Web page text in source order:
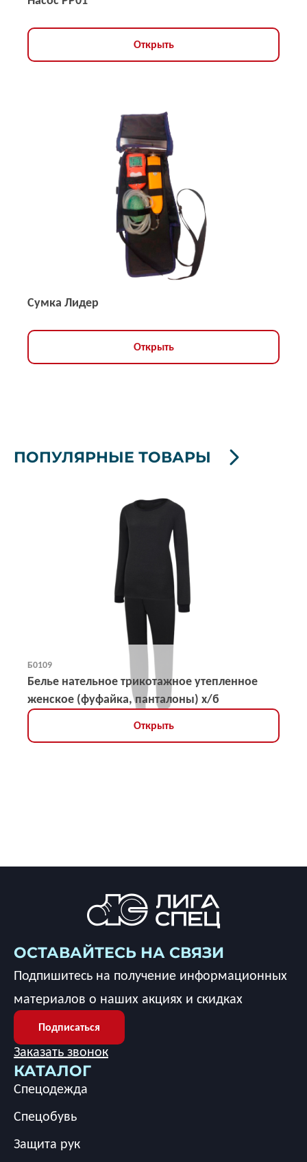
Открыть
Сумка Лидер
Открыть
ПОПУЛЯРНЫЕ ТОВАРЫ
Б0109
Белье нательное трикотажное утепленное
женское (фуфайка, панталоны) х/б
Открыть
КАТАЛОГ
Спецодежда
Спецобувь
Защита рук
ОСТАВАЙТЕСЬ НА СВЯЗИ
Подпишитесь на получение информационных
материалов о наших акциях и скидках
Подписаться
Заказать звонок